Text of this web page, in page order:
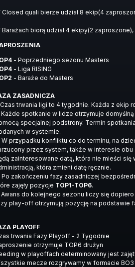
Closed quali bierze udział 8 ekip(4
Barażach biorą udział 4 ekipy(2
- Poprzedniego sezonu Masters
- Liga RISING
- Baraże do Masters
ZASADNICZA
Czas trwania ligi to 4 tygodnie. Każda z ekip
Każde spotkanie w lidze otrzymuje
specjalnej podstrony. Termin
w systemie.
W przypadku konfliktu co do terminu, na
przez system, także w interesie
zainteresowane datą, która nie mieści
która zmieni datę ręcznie.
Po zakończeniu fazy zasadniczej
zajęły pozycje TOP1-TOP6.
Awans do kolejnego sezonu liczy się
play-off otrzymują pozycję na podstawie
PLAYOFF
trwania Fazy Playoff - 2 Tygodnie
otrzymuje TOP6 drużyn
w playoffach determinowany jest
mecze rozgrywamy w formacie BO3